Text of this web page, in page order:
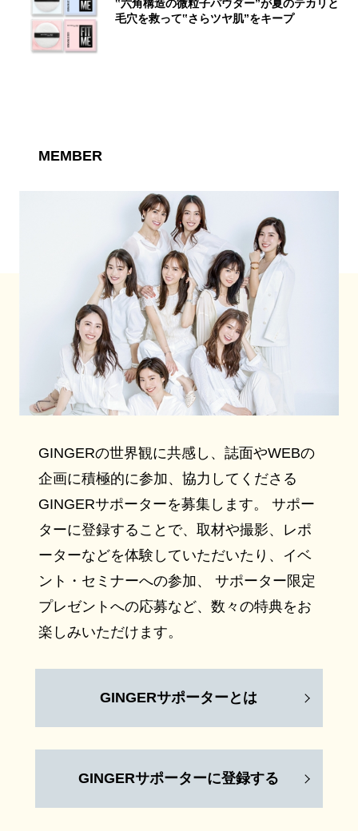
‟六角構造の微粒子パウダー”が夏のテカリと
毛穴を救って‟さらツヤ肌”をキープ
MEMBER
GINGERの世界観に共感し、誌面やWEBの
企画に積極的に参加、協力してくださる
GINGERサポーターを募集します。 サポー
ターに登録することで、取材や撮影、レポ
ーターなどを体験していただいたり、イベ
ント・セミナーへの参加、 サポーター限定
プレゼントへの応募など、数々の特典をお
楽しみいただけます。
GINGERサポーターとは
GINGERサポーターに登録する